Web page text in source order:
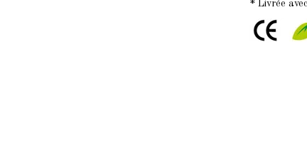
* Livrée